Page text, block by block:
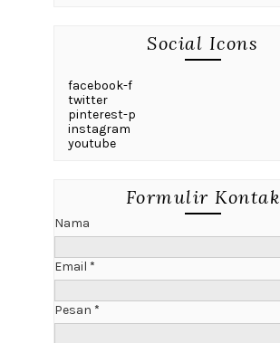
Social Icons
facebook-f
twitter
pinterest-p
instagram
youtube
Formulir Kontak
Nama
Email *
Pesan *